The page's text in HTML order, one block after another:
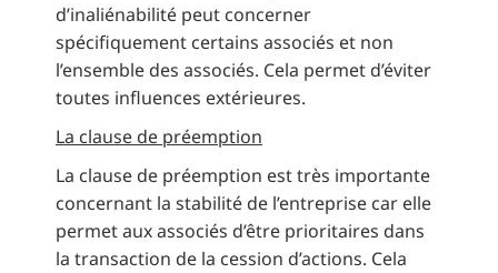
d’inaliénabilité peut concerner
spécifiquement certains associés et non
l’ensemble des associés. Cela permet d’éviter
toutes influences extérieures.
La clause de préemption
La clause de préemption est très importante
concernant la stabilité de l’entreprise car elle
permet aux associés d’être prioritaires dans
la transaction de la cession d’actions. Cela